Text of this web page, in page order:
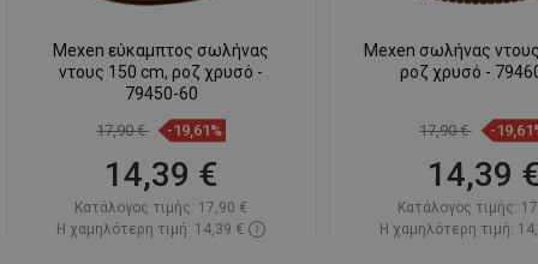
Mexen εύκαμπτος σωλήνας
ντους 150 cm, ροζ χρυσό -
79450-60
17,90 € -19,61%
14,39 €
Κατάλογος τιμής: 17,90 €
Η χαμηλότερη τιμή: 14,39 €
Mexen σωλήνας
ροζ χρυσό -
17,90 € -
14,39 €
Κατάλογος τιμής:
Η χαμηλότερη τιμή: